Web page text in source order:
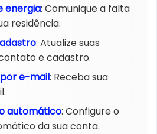
energia: Comunique a falta
residência.
: Atualize suas
e cadastro.
e-mail: Receba sua
automático: Configure o
da sua conta.